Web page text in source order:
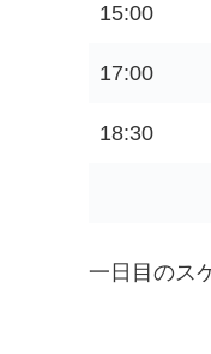
15:00
17:00
18:30
一日目のス